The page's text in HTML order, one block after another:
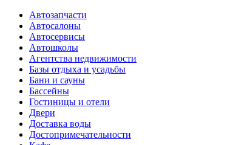
Автозапчасти
Автосалоны
Автосервисы
Автошколы
Агентства недвижимости
Базы отдыха и усадьбы
Бани и сауны
Бассейны
Гостиницы и отели
Двери
Доставка воды
Достопримечательности